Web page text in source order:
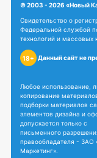
© 2003 - 2026 «Новый
Свидетельство о
Федеральной службой
технологий и массовых
18+ Данный сайт не
Любое использование,
копирование
подборки материалов
элементов дизайна и
допускается только с
письменного
правообладателя - ЗАО
Маркетинг».